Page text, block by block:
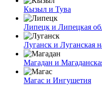
Кызыл и Тува
Липецк и Липецкая
Луганск и Луганская
Магадан и
Магас и Ингушетия